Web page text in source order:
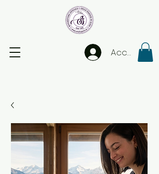
Accedi